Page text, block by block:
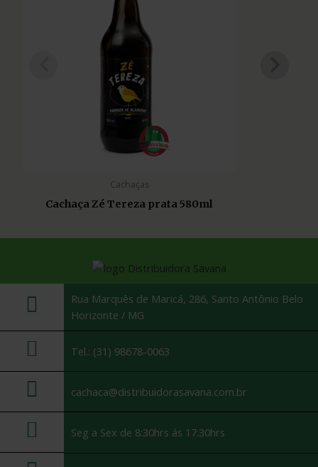
Cachaças
Cachaça Zé Tereza prata 580ml
Rua Marquês de Maricá, 286, Santo Antônio Belo
Horizonte / MG
Tel.: (31) 98678-0063
cachaca@distribuidorasavana.com.br
Seg a Sex de 8:30hrs ás 17:30hrs